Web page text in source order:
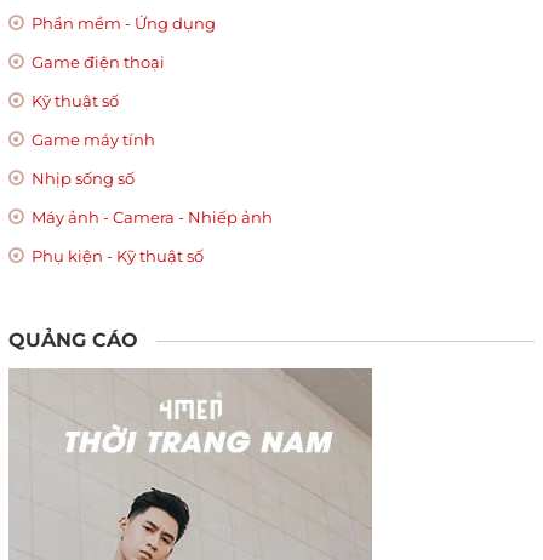
Phần mềm - Ứng dụng
Game điện thoại
Kỹ thuật số
Game máy tính
Nhịp sống số
Máy ảnh - Camera - Nhiếp ảnh
Phụ kiện - Kỹ thuật số
QUẢNG CÁO